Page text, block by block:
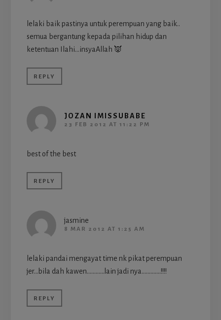
lelaki baik pastinya untuk perempuan yang baik..
semua bergantung kepada pilihan hidup dan
ketentuan Ilahi…insyaAllah 👿
REPLY
JOZAN IMISSUBABE
23 FEB 2012 AT 11:22 PM
best of the best
REPLY
jasmine
8 MAR 2012 AT 1:25 AM
lelaki pandai mengayat time nk pikat perempuan
jer…bila dah kawen…………lain jadi nya………….!!!!
REPLY